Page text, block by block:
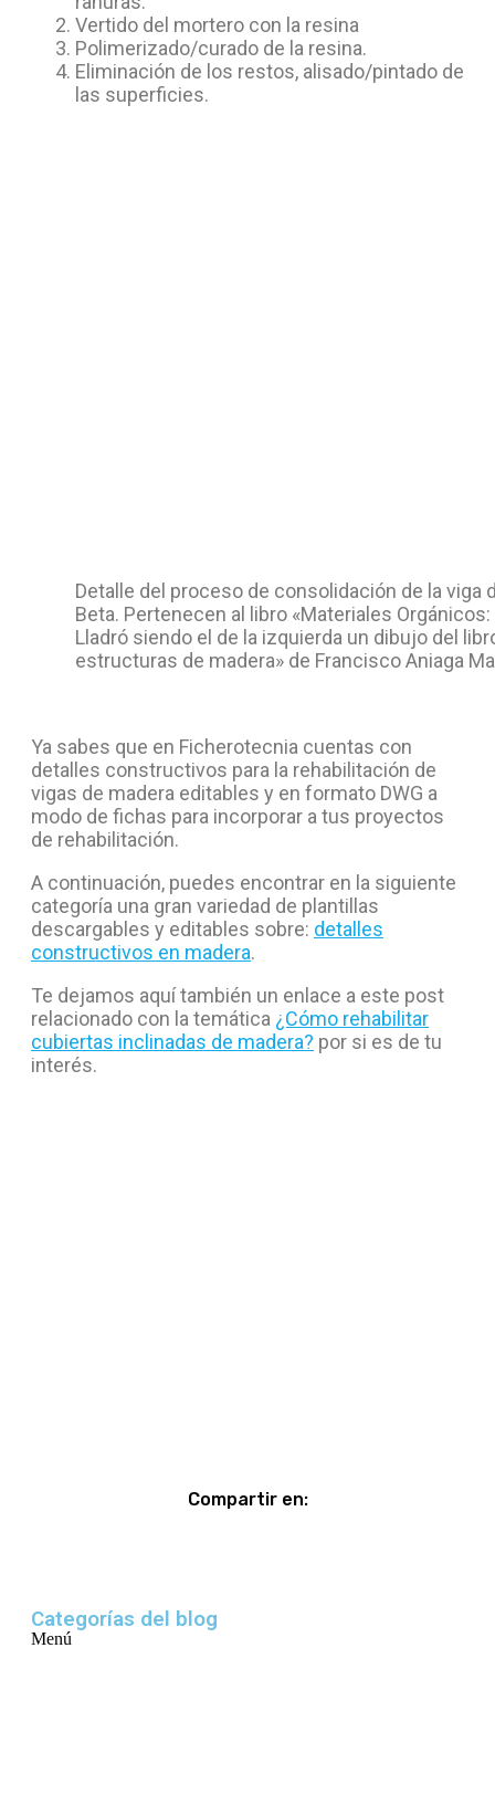
Vertido del mortero con la resina
Polimerizado/curado de la resina.
Eliminación de los restos, alisado/pintado de
las superficies.
Detalle del proceso de consolidación de la viga
Beta. Pertenecen al libro «Materiales
Lladró siendo el de la izquierda un dibujo del
estructuras de madera» de Francisco Aniaga
Ya sabes que en Ficherotecnia cuentas con
detalles constructivos para la rehabilitación de
vigas de madera editables y en formato DWG a
modo de fichas para incorporar a tus proyectos
de rehabilitación.
A continuación, puedes encontrar en la siguiente
categoría una gran variedad de plantillas
descargables y editables sobre: detalles
constructivos en madera.
Te dejamos aquí también un enlace a este post
relacionado con la temática ¿Cómo rehabilitar
cubiertas inclinadas de madera? por si es de tu
interés.
Compartir en:
Categorías del blog
Menú